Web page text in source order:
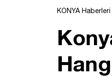
KONYA Haberleri